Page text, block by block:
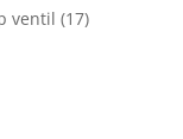
ventil (17)